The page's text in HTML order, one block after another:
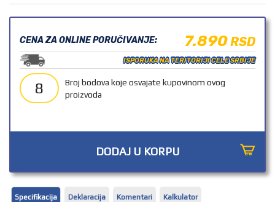
CENA ZA ONLINE PORUČIVANJE: 7.890RSD
ISPORUKA NA TERITORIJI CELE SRBIJE
8
Broj bodova koje osvajate kupovinom ovog
proizvoda
DODAJ U KORPU
Specifikacija Deklaracija Komentari Kalkulator